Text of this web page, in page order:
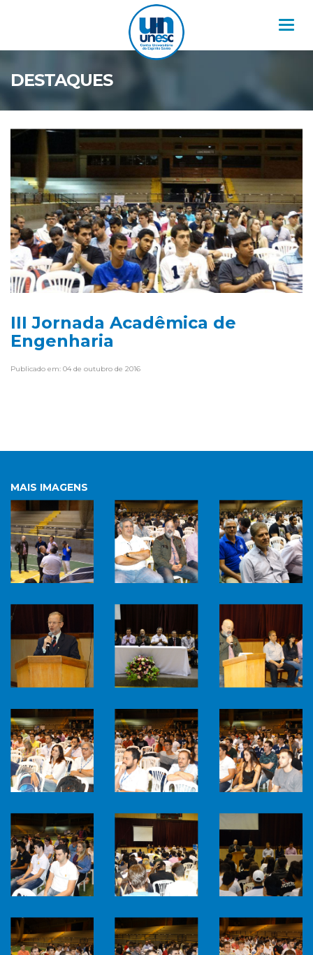
DESTAQUES
III Jornada Acadêmica de
Engenharia
Publicado em: 04 de outubro de 2016
MAIS IMAGENS